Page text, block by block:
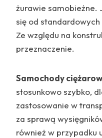
żurawie samobieżne.
się od
Ze względu na
przeznaczenie.
Samochody
stosunkowo szybko,
zastosowanie w
za sprawą
również w przypadku